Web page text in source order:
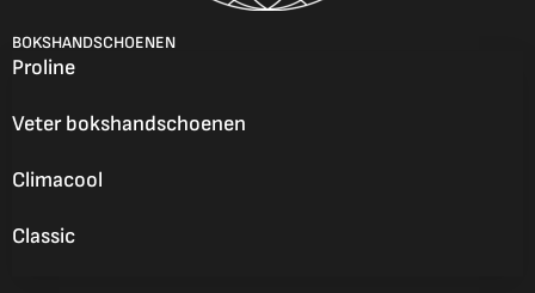
BOKSHANDSCHOENEN
Proline
Veter bokshandschoenen
Climacool
Classic